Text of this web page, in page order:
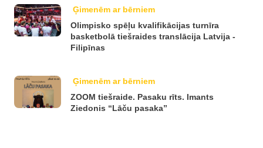
Ģimenēm ar bērniem
Olimpisko spēļu kvalifikācijas turnīra
basketbolā tiešraides translācija Latvija -
Filipīnas
Ģimenēm ar bērniem
ZOOM tiešraide. Pasaku rīts. Imants
Ziedonis “Lāču pasaka”